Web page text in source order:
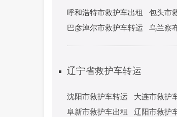
呼和浩特市救护车出租 包头市
巴彦淖尔市救护车转运
乌兰察
辽宁省救护车转运
沈阳市救护车转运 大连市救护
阜新市救护车出租
辽阳市救护